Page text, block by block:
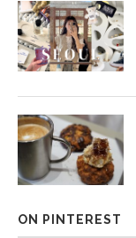
ON PINTEREST